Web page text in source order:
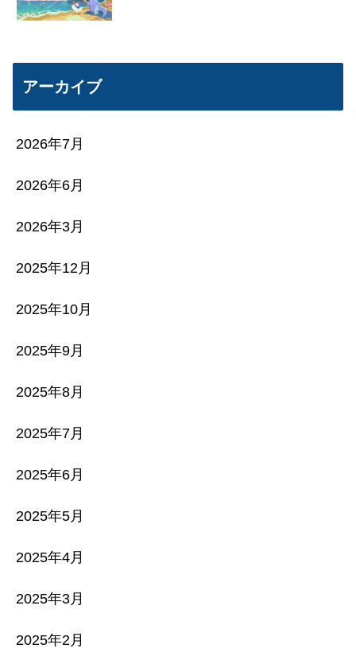
アーカイブ
2026年7月
2026年6月
2026年3月
2025年12月
2025年10月
2025年9月
2025年8月
2025年7月
2025年6月
2025年5月
2025年4月
2025年3月
2025年2月